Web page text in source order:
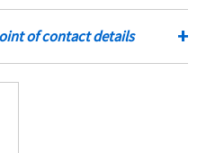
of contact details +